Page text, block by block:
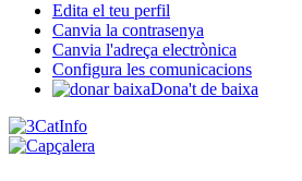
Edita el teu perfil
Canvia la contrasenya
Canvia l'adreça electrònica
Configura les comunicacions
Dona't de baixa